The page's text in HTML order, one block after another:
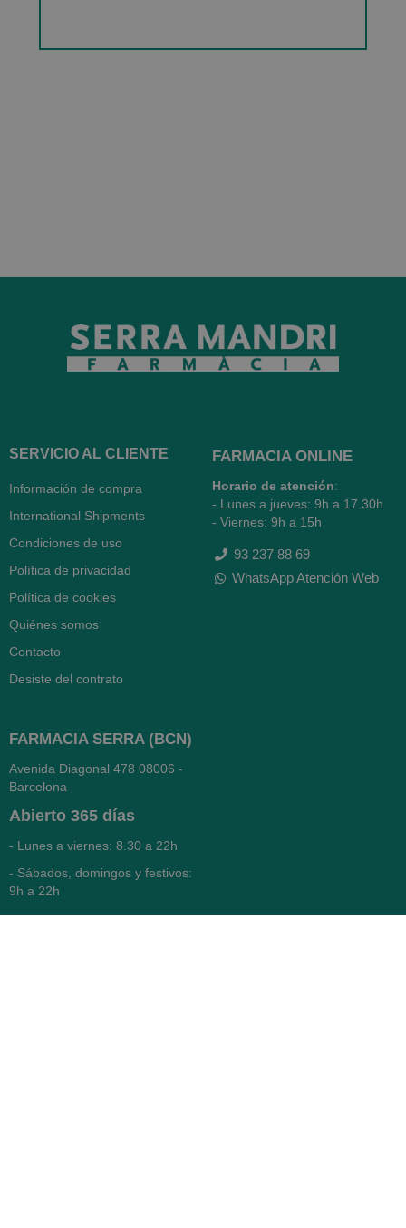
SERVICIO AL CLIENTE
Información de compra
International Shipments
Condiciones de uso
Política de privacidad
Política de cookies
Quiénes somos
Contacto
Desiste del contrato
FARMACIA ONLINE
Horario de atención:
- Lunes a jueves: 9h a 17.30h
- Viernes: 9h a 15h
93 237 88 69
WhatsApp Atención Web
FARMACIA SERRA (BCN)
Avenida Diagonal 478 08006 -
Barcelona
Abierto 365 días
- Lunes a viernes: 8.30 a 22h
- Sábados, domingos y festivos:
9h a 22h